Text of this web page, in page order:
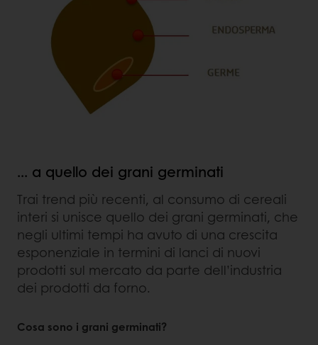
... a quello dei grani germinati
Trai trend più recenti, al consumo di cereali
interi si unisce quello dei grani germinati, che
negli ultimi tempi ha avuto di una crescita
esponenziale in termini di lanci di nuovi
prodotti sul mercato da parte dell’industria
dei prodotti da forno.
Cosa sono i grani germinati?